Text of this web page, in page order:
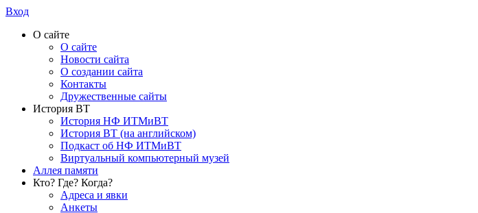
Вход
О сайте
О сайте
Новости сайта
О создании сайта
Контакты
Дружественные сайты
История ВТ
История НФ ИТМиВТ
История ВТ (на английском)
Подкаст об НФ ИТМиВТ
Виртуальный компьютерный музей
Аллея памяти
Кто? Где? Когда?
Адреса и явки
Анкеты